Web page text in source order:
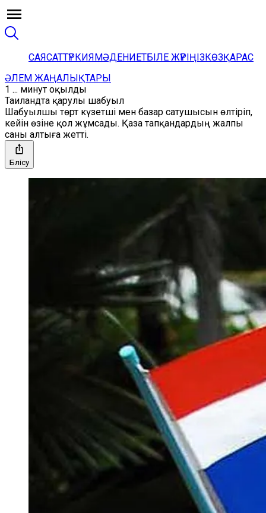
САЯСАТТҮРКИЯМӘДЕНИЕТБІЛЕ ЖҮРІҢІЗКӨЗҚАРАС
ӘЛЕМ ЖАҢАЛЫҚТАРЫ
1 ... минут оқылды
Таиландта қарулы шабуыл
Шабуылшы төрт күзетші мен базар сатушысын өлтіріп,
кейін өзіне қол жұмсады. Қаза тапқандардың жалпы
саны алтыға жетті.
Бөлісу